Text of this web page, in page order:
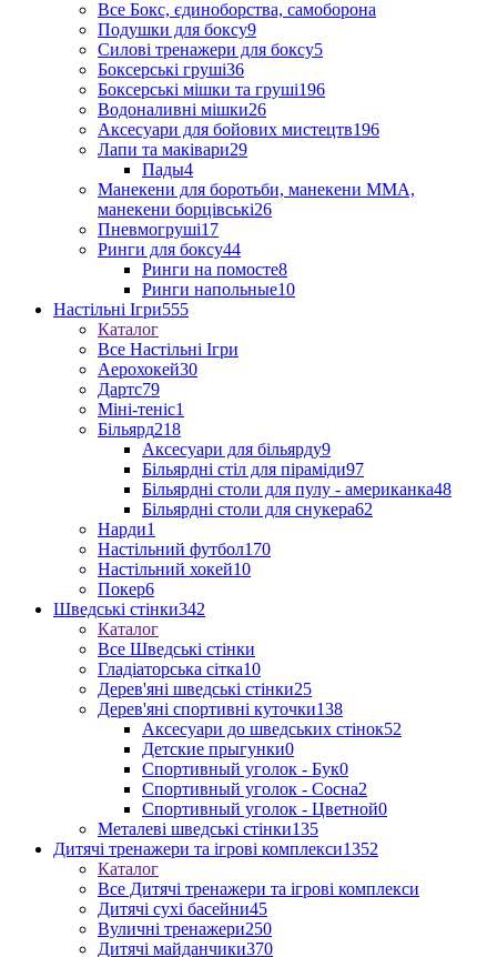
Все Бокс, єдиноборства, самоборона
Подушки для боксу9
Силові тренажери для боксу5
Боксерські груші36
Боксерські мішки та груші196
Водоналивні мішки26
Аксесуари для бойових мистецтв196
Лапи та маківари29
Пады4
Манекени для боротьби, манекени ММА,
манекени борцівські26
Пневмогруші17
Ринги для боксу44
Ринги на помосте8
Ринги напольные10
Настільні Ігри555
Каталог
Все Настільні Ігри
Аерохокей30
Дартс79
Міні-теніс1
Більярд218
Аксесуари для більярду9
Більярдні стіл для піраміди97
Більярдні столи для пулу - американка48
Більярдні столи для снукера62
Нарди1
Настільний футбол170
Настільний хокей10
Покер6
Шведські стінки342
Каталог
Все Шведські стінки
Гладіаторська сітка10
Дерев'яні шведські стінки25
Дерев'яні спортивні куточки138
Аксесуари до шведських стінок52
Детские прыгунки0
Спортивный уголок - Бук0
Спортивный уголок - Сосна2
Спортивный уголок - Цветной0
Металеві шведські стінки135
Дитячі тренажери та ігрові комплекси1352
Каталог
Все Дитячі тренажери та ігрові комплекси
Дитячі сухі басейни45
Вуличні тренажери250
Дитячі майданчики370